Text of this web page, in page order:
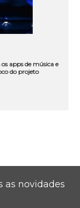
apps de música e
do projeto
as novidades